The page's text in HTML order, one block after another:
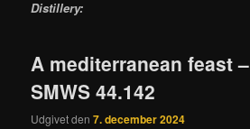
Distillery:
A mediterranean feast –
SMWS 44.142
Udgivet den7. december 2024